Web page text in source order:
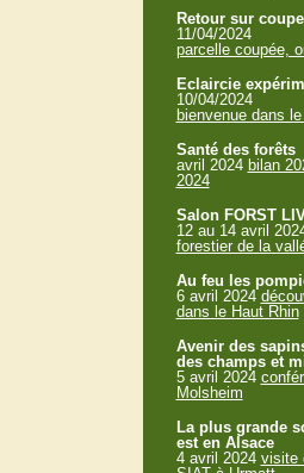
Retour sur
11/04/2024
parcelle coupée,
Eclaircie
10/04/2024
bienvenue dans
Santé des forêts
avril 2024 bilan
2024
Salon FORST
12 au 14 avril
forestier de la
Au feu les
6 avril 2024
dans le Haut Rhin
Avenir des
des champs et
5 avril 2024
Molsheim
La plus grande
est en Alsace
4 avril 2024 visite